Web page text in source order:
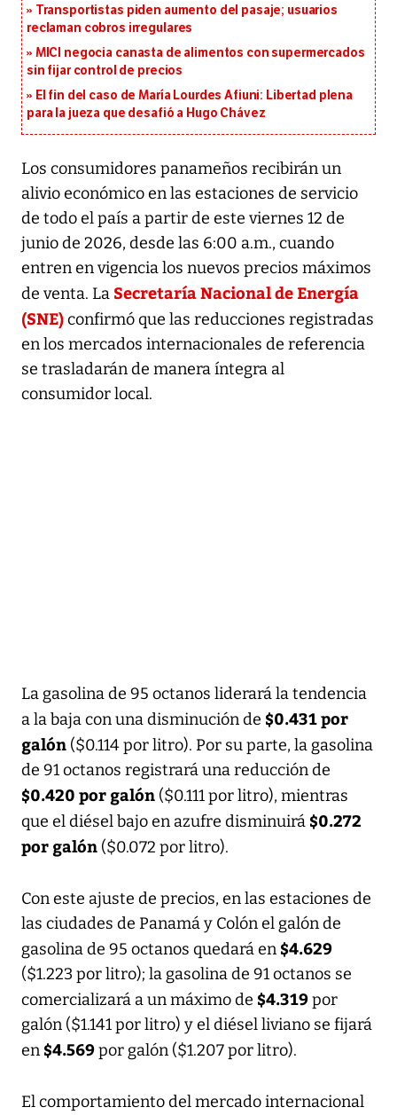
Transportistas piden aumento del pasaje; usuarios
reclaman cobros irregulares
MICI negocia canasta de alimentos con supermercados
sin fijar control de precios
El fin del caso de María Lourdes Afiuni: Libertad plena
para la jueza que desafió a Hugo Chávez
Los consumidores panameños recibirán un
alivio económico en las estaciones de servicio
de todo el país a partir de este viernes 12 de
junio de 2026, desde las 6:00 a.m., cuando
entren en vigencia los nuevos precios máximos
de venta. La Secretaría Nacional de Energía
(SNE)confirmó que las reducciones registradas
en los mercados internacionales de referencia
se trasladarán de manera íntegra al
consumidor local.
La gasolina de 95 octanos liderará la tendencia
a la baja con una disminución de $0.431 por
galón ($0.114 por litro). Por su parte, la gasolina
de 91 octanos registrará una reducción de
$0.420 por galón ($0.111 por litro), mientras
que el diésel bajo en azufre disminuirá $0.272
por galón ($0.072 por litro).
Con este ajuste de precios, en las estaciones de
las ciudades de Panamá y Colón el galón de
gasolina de 95 octanos quedará en $4.629
($1.223 por litro); la gasolina de 91 octanos se
comercializará a un máximo de $4.319por
galón ($1.141 por litro) y el diésel liviano se fijará
en $4.569por galón ($1.207 por litro).
El comportamiento del mercado internacional